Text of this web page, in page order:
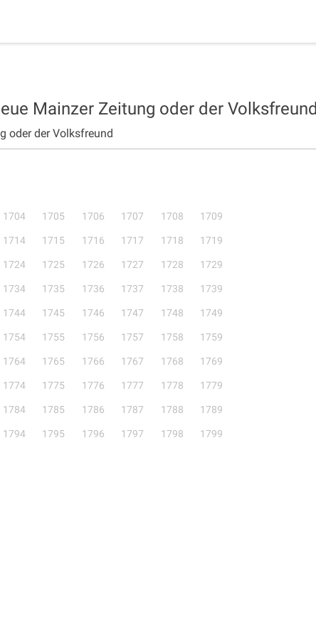
Mainzer Zeitung oder der Volksfreund
oder der Volksfreund
1704 1705 1706 1707 1708 1709
1714 1715 1716 1717 1718 1719
1724 1725 1726 1727 1728 1729
1734 1735 1736 1737 1738 1739
1744 1745 1746 1747 1748 1749
1754 1755 1756 1757 1758 1759
1764 1765 1766 1767 1768 1769
1774 1775 1776 1777 1778 1779
1784 1785 1786 1787 1788 1789
1794 1795 1796 1797 1798 1799